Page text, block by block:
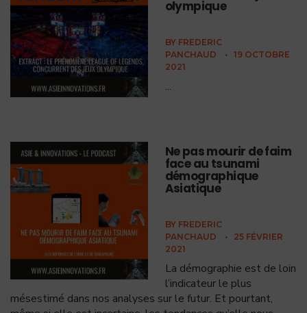
olympique
BY FREDERIC
PANCHAUD
• 19 OCTOBRE
2021
...
Ne pas mourir de faim
face au tsunami
démographique
Asiatique
BY FREDERIC
PANCHAUD
•
25 FÉVRIER
2021
La démographie est de loin
l’indicateur le plus
mésestimé dans nos analyses sur le futur. Et pourtant,